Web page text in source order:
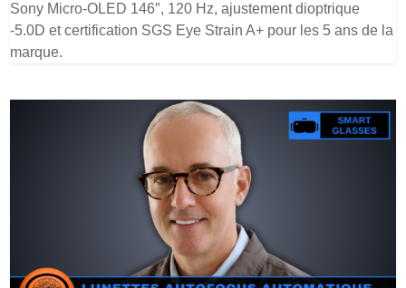
Sony Micro-OLED 146″, 120 Hz, ajustement dioptrique
-5.0D et certification SGS Eye Strain A+ pour les 5 ans de la
marque.